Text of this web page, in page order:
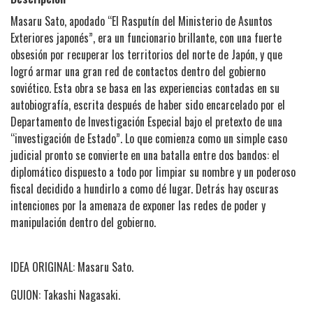
Masaru Sato, apodado “El Rasputín del Ministerio de Asuntos
Exteriores japonés”, era un funcionario brillante, con una fuerte
obsesión por recuperar los territorios del norte de Japón, y que
logró armar una gran red de contactos dentro del gobierno
soviético. Esta obra se basa en las experiencias contadas en su
autobiografía, escrita después de haber sido encarcelado por el
Departamento de Investigación Especial bajo el pretexto de una
“investigación de Estado”. Lo que comienza como un simple caso
judicial pronto se convierte en una batalla entre dos bandos: el
diplomático dispuesto a todo por limpiar su nombre y un poderoso
fiscal decidido a hundirlo a como dé lugar. Detrás hay oscuras
intenciones por la amenaza de exponer las redes de poder y
manipulación dentro del gobierno.
IDEA ORIGINAL: Masaru Sato.
GUION: Takashi Nagasaki.